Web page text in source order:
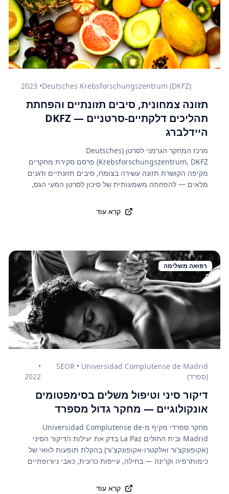
Deutsches Krebsforschungszentrum (DKFZ)
•
2023
תזונה צמחונית, סיבים תזונתיים והפחתת
תהליכים דלקתיים-סרטניים — DKFZ
היידלברג
מרכז המחקר הגרמני לסרטן (Deutsches
Krebsforschungszentrum, DKFZ) פרסם סקירת מחקרים
מקיפה הקושרת תזונה עשירה בצומח, סיבים תזונתיים ודגנים
מלאים — להפחתה משמעותית של סיכון לסרטן המעי הגס,
חיידקי המעי הטובים שמייצרים חומצות שומן קצרות-שרשרת
(כגון בוטיראט) — בעלות פעילות אנטי-דלקתית ויכולת לעודד
הגוף.
קרא עוד
רפואה משלימה
SEOR • Universidad Complutense de Madrid
(ספרד)
•
2022
דיקור סיני וטיפול משלים בסימפטומים
אונקולוגיים — מחקר גדול מספרד
מחקר ספרדי מקיף מ-Universidad Complutense de
Madrid ובית החולים La Paz בדק את יעילות הדיקור הסיני
(אקופונקצ'ור ואלקטרו-אקופונקצ'ור) בהקלת תופעות לוואי של
כימותרפיה וקרינה — בחילה, עייפות כרונית, כאבי ניורופתיים
לטיפול הסרטני הרגיל דיווחו על ירידה משמעותית בהקאות,
קרא עוד